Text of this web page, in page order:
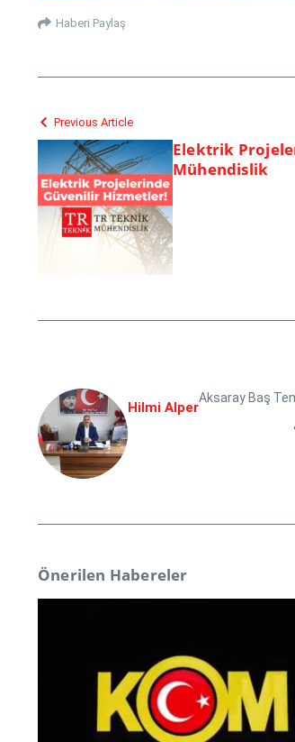
Haberi Paylaş
Previous Article
Elektrik
Mühendislik
Hilmi Alper
Aksaray Baş
Önerilen Habereler